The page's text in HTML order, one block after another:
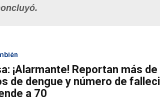
¡Alarmante! Reportan más de
de dengue y número de
a 70